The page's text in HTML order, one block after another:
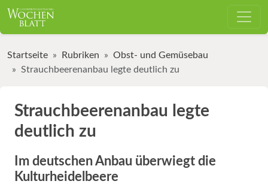
Startseite Rubriken
Obst- und Gemüsebau
Strauchbeerenanbau legte deutlich zu
Strauchbeerenanbau legte
deutlich zu
Im deutschen Anbau überwiegt die
Kulturheidelbeere